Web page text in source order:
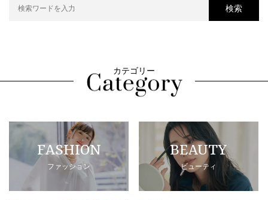
検索
カテゴリー
FASHION
ファッション
BEAUTY
ビューティ